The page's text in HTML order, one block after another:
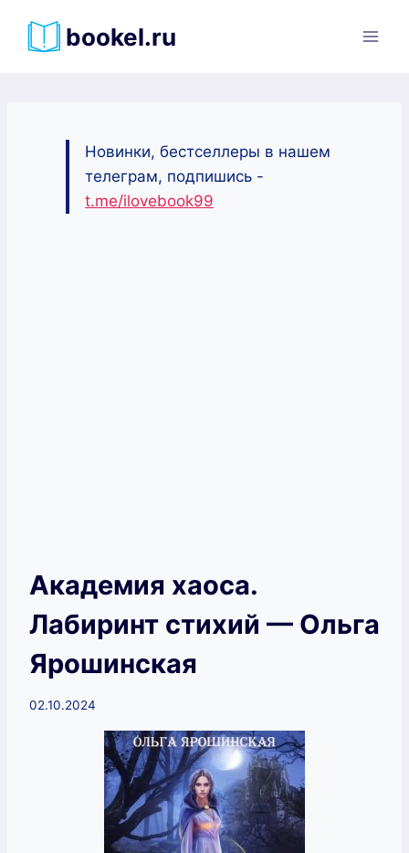
bookel.ru
Новинки, бестселлеры в нашем
телеграм, подпишись -
t.me/ilovebook99
Академия хаоса.
Лабиринт стихий — Ольга
Ярошинская
02.10.2024